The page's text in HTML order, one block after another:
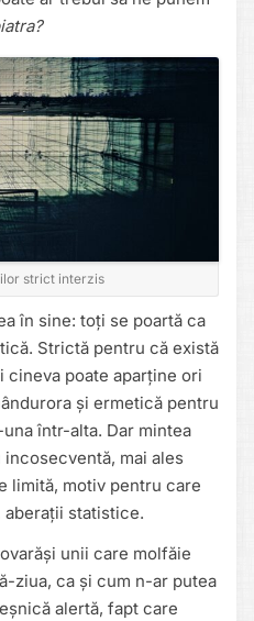
strict interzis
în sine: toți se poartă ca
Strictă pentru că există
poate aparține ori
și ermetică pentru
într-alta. Dar mintea
mai ales
limită, motiv pentru care
statistice.
unii care molfăie
ziua, ca și cum n-ar putea
alertă, fapt care